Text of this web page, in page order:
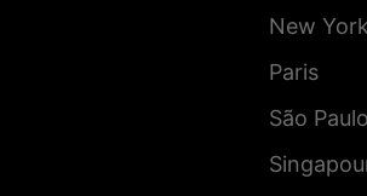
New York
Paris
São Paulo